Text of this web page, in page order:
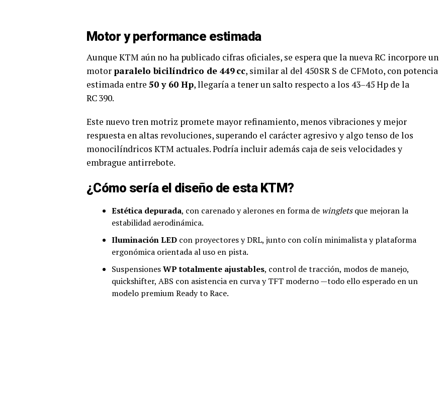
Motor y performance estimada
Aunque KTM aún no ha publicado cifras oficiales, se espera que la nueva RC incorpore un
motor paralelo bicilíndrico de 449 cc, similar al del 450 SR S de CFMoto, con potencia
estimada entre 50 y 60 Hp, llegaría a tener un salto respecto a los 43–45 Hp de la
RC 390.
Este nuevo tren motriz promete mayor refinamiento, menos vibraciones y mejor
respuesta en altas revoluciones, superando el carácter agresivo y algo tenso de los
monocilíndricos KTM actuales. Podría incluir además caja de seis velocidades y
embrague antirrebote.
¿Cómo sería el diseño de esta KTM?
Estética depurada, con carenado y alerones en forma de wingletsque mejoran la
estabilidad aerodinámica.
Iluminación LED con proyectores y DRL, junto con colín minimalista y plataforma
ergonómica orientada al uso en pista.
SuspensionesWP totalmente ajustables, control de tracción, modos de manejo,
quickshifter, ABS con asistencia en curva y TFT moderno —todo ello esperado en un
modelo premium Ready to Race.